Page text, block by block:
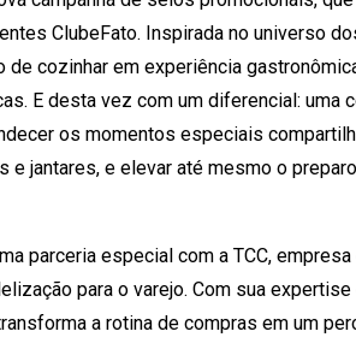
ClubeFato. Inspirada no universo
cozinhar em experiência
E desta vez com um diferencial: uma
os momentos especiais
e jantares, e elevar até mesmo o
parceria especial com a TCC,
para o varejo. Com sua
a rotina de compras em um